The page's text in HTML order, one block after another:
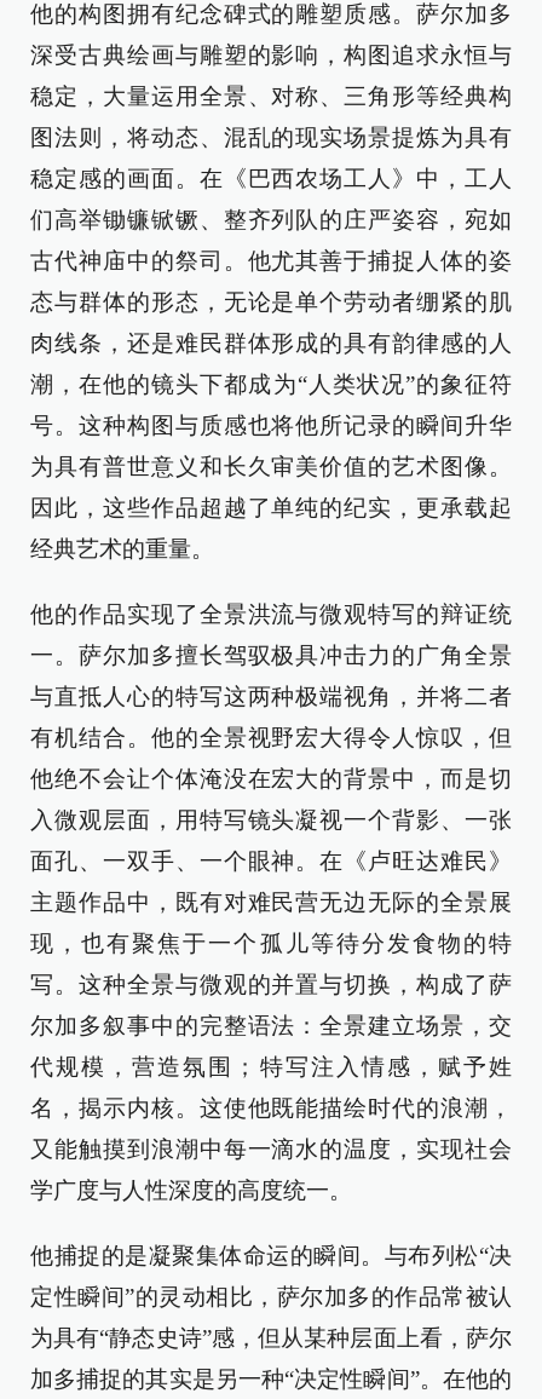
他的构图拥有纪念碑式的雕塑质感。萨尔加多
深受古典绘画与雕塑的影响，构图追求永恒与
稳定，大量运用全景、对称、三角形等经典构
图法则，将动态、混乱的现实场景提炼为具有
稳定感的画面。在《巴西农场工人》中，工人
们高举锄镰锨镢、整齐列队的庄严姿容，宛如
古代神庙中的祭司。他尤其善于捕捉人体的姿
态与群体的形态，无论是单个劳动者绷紧的肌
肉线条，还是难民群体形成的具有韵律感的人
潮，在他的镜头下都成为“人类状况”的象征符
号。这种构图与质感也将他所记录的瞬间升华
为具有普世意义和长久审美价值的艺术图像。
因此，这些作品超越了单纯的纪实，更承载起
经典艺术的重量。
他的作品实现了全景洪流与微观特写的辩证统
一。萨尔加多擅长驾驭极具冲击力的广角全景
与直抵人心的特写这两种极端视角，并将二者
有机结合。他的全景视野宏大得令人惊叹，但
他绝不会让个体淹没在宏大的背景中，而是切
入微观层面，用特写镜头凝视一个背影、一张
面孔、一双手、一个眼神。在《卢旺达难民》
主题作品中，既有对难民营无边无际的全景展
现，也有聚焦于一个孤儿等待分发食物的特
写。这种全景与微观的并置与切换，构成了萨
尔加多叙事中的完整语法：全景建立场景，交
代规模，营造氛围；特写注入情感，赋予姓
名，揭示内核。这使他既能描绘时代的浪潮，
又能触摸到浪潮中每一滴水的温度，实现社会
学广度与人性深度的高度统一。
他捕捉的是凝聚集体命运的瞬间。与布列松“决
定性瞬间”的灵动相比，萨尔加多的作品常被认
为具有“静态史诗”感，但从某种层面上看，萨尔
加多捕捉的其实是另一种“决定性瞬间”。在他的